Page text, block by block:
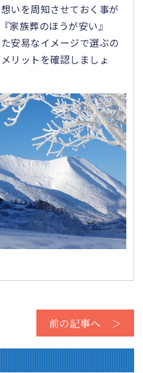
いを周知させておく事が
家族葬のほうが安い』
安易なイメージで選ぶの
リットを確認しましょ
前の記事へ ＞